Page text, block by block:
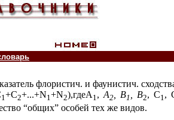
флористич. и фаунистич.
1+С2+...+N1+N2),гдеA1, A2, В1 , B2, C1,
“общих” особей тех же видов.